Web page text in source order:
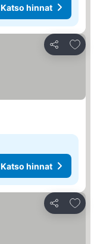
Katso hinnat
Jaa
Lisää
Katso hinnat
Jaa
Lisää